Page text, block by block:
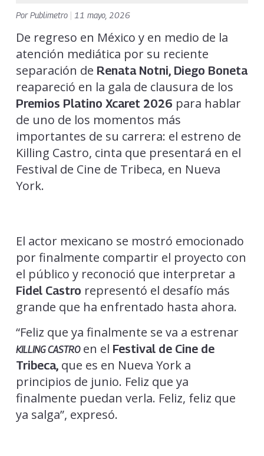
PorPublimetro 11 mayo, 2026
De regreso en México y en medio de la
atención mediática por su reciente
separación de Renata Notni, Diego Boneta
reapareció en la gala de clausura de los
Premios Platino Xcaret 2026 para hablar
de uno de los momentos más
importantes de su carrera: el estreno de
Killing Castro, cinta que presentará en el
Festival de Cine de Tribeca, en Nueva
York.
El actor mexicano se mostró emocionado
por finalmente compartir el proyecto con
el público y reconoció que interpretar a
Fidel Castro representó el desafío más
grande que ha enfrentado hasta ahora.
“Feliz que ya finalmente se va a estrenar
KILLING CASTROen el Festival de Cine de
Tribeca,que es en Nueva York a
principios de junio. Feliz que ya
finalmente puedan verla. Feliz, feliz que
ya salga”, expresó.